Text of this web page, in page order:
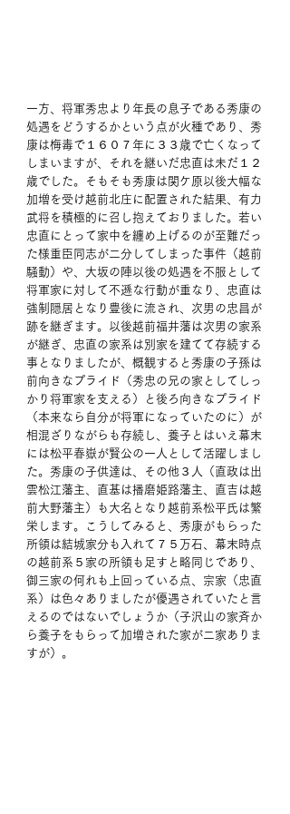
一方、将軍秀忠より年長の息子である秀康の
処遇をどうするかという点が火種であり、秀
康は梅毒で１６０７年に３３歳で亡くなって
しまいますが、それを継いだ忠直は未だ１２
歳でした。そもそも秀康は関ケ原以後大幅な
加増を受け越前北庄に配置された結果、有力
武将を積極的に召し抱えておりました。若い
忠直にとって家中を纏め上げるのが至難だっ
た様重臣同志が二分してしまった事件（越前
騒動）や、大坂の陣以後の処遇を不服として
将軍家に対して不遜な行動が重なり、忠直は
強制隠居となり豊後に流され、次男の忠昌が
跡を継ぎます。以後越前福井藩は次男の家系
が継ぎ、忠直の家系は別家を建てて存続する
事となりましたが、概観すると秀康の子孫は
前向きなプライド（秀忠の兄の家としてしっ
かり将軍家を支える）と後ろ向きなプライド
（本来なら自分が将軍になっていたのに）が
相混ざりながらも存続し、養子とはいえ幕末
には松平春嶽が賢公の一人として活躍しまし
た。秀康の子供達は、その他３人（直政は出
雲松江藩主、直基は播磨姫路藩主、直吉は越
前大野藩主）も大名となり越前系松平氏は繁
栄します。こうしてみると、秀康がもらった
所領は結城家分も入れて７５万石、幕末時点
の越前系５家の所領も足すと略同じであり、
御三家の何れも上回っている点、宗家（忠直
系）は色々ありましたが優遇されていたと言
えるのではないでしょうか（子沢山の家斉か
ら養子をもらって加増された家が二家ありま
すが）。